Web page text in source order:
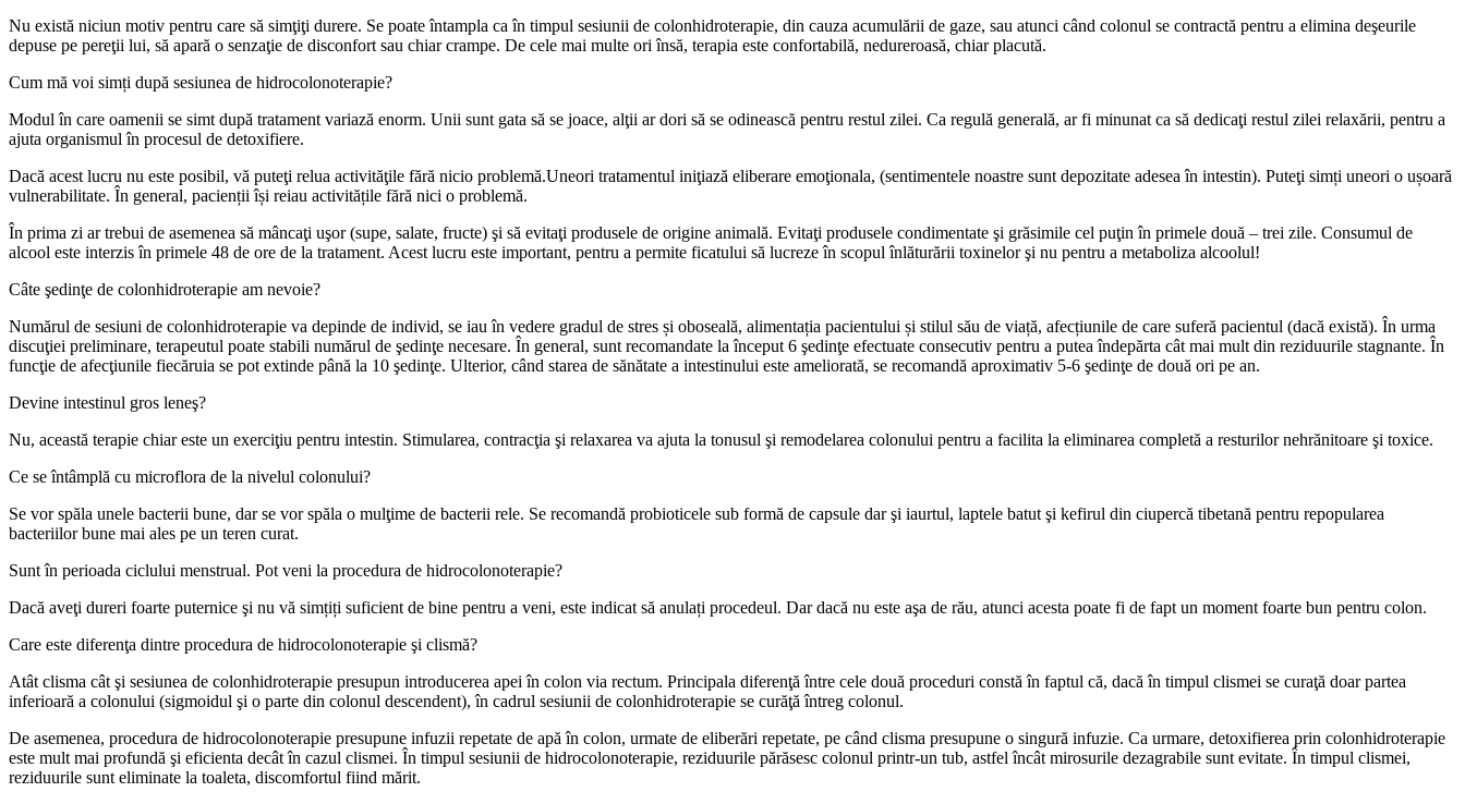
Nu există niciun motiv pentru care să simţiţi durere. Se poate întampla ca în timpul sesiunii de colonhidroterapie, din cauza acumulării de gaze, sau atunci când colonul se contractă pentru a elimina deşeurile
depuse pe pereţii lui, să apară o senzaţie de disconfort sau chiar crampe. De cele mai multe ori însă, terapia este confortabilă, nedureroasă, chiar placută.
Cum mă voi simți după sesiunea de hidrocolonoterapie?
Modul în care oamenii se simt după tratament variază enorm. Unii sunt gata să se joace, alţii ar dori să se odinească pentru restul zilei. Ca regulă generală, ar fi minunat ca să dedicaţi restul zilei relaxării, pentru a
ajuta organismul în procesul de detoxifiere.
Dacă acest lucru nu este posibil, vă puteţi relua activităţile fără nicio problemă.Uneori tratamentul iniţiază eliberare emoţionala, (sentimentele noastre sunt depozitate adesea în intestin). Puteţi simți uneori o ușoară
vulnerabilitate. În general, pacienții își reiau activitățile fără nici o problemă.
În prima zi ar trebui de asemenea să mâncaţi uşor (supe, salate, fructe) şi să evitaţi produsele de origine animală. Evitaţi produsele condimentate şi grăsimile cel puţin în primele două – trei zile. Consumul de
alcool este interzis în primele 48 de ore de la tratament. Acest lucru este important, pentru a permite ficatului să lucreze în scopul înlăturării toxinelor şi nu pentru a metaboliza alcoolul!
Câte şedinţe de colonhidroterapie am nevoie?
Numărul de sesiuni de colonhidroterapie va depinde de individ, se iau în vedere gradul de stres și oboseală, alimentația pacientului și stilul său de viață, afecțiunile de care suferă pacientul (dacă există). În urma
discuţiei preliminare, terapeutul poate stabili numărul de şedinţe necesare. În general, sunt recomandate la început 6 şedinţe efectuate consecutiv pentru a putea îndepărta cât mai mult din reziduurile stagnante. În
funcţie de afecţiunile fiecăruia se pot extinde până la 10 şedinţe. Ulterior, când starea de sănătate a intestinului este ameliorată, se recomandă aproximativ 5-6 şedinţe de două ori pe an.
Devine intestinul gros leneş?
Nu, această terapie chiar este un exerciţiu pentru intestin. Stimularea, contracţia şi relaxarea va ajuta la tonusul şi remodelarea colonului pentru a facilita la eliminarea completă a resturilor nehrănitoare şi toxice.
Ce se întâmplă cu microflora de la nivelul colonului?
Se vor spăla unele bacterii bune, dar se vor spăla o mulţime de bacterii rele. Se recomandă probioticele sub formă de capsule dar şi iaurtul, laptele batut şi kefirul din ciupercă tibetană pentru repopularea
bacteriilor bune mai ales pe un teren curat.
Sunt în perioada ciclului menstrual. Pot veni la procedura de hidrocolonoterapie?
Dacă aveţi dureri foarte puternice şi nu vă simțiți suficient de bine pentru a veni, este indicat să anulați procedeul. Dar dacă nu este aşa de rău, atunci acesta poate fi de fapt un moment foarte bun pentru colon.
Care este diferenţa dintre procedura de hidrocolonoterapie şi clismă?
Atât clisma cât şi sesiunea de colonhidroterapie presupun introducerea apei în colon via rectum. Principala diferenţă între cele două proceduri constă în faptul că, dacă în timpul clismei se curaţă doar partea
inferioară a colonului (sigmoidul şi o parte din colonul descendent), în cadrul sesiunii de colonhidroterapie se curăţă întreg colonul.
De asemenea, procedura de hidrocolonoterapie presupune infuzii repetate de apă în colon, urmate de eliberări repetate, pe când clisma presupune o singură infuzie. Ca urmare, detoxifierea prin colonhidroterapie
este mult mai profundă şi eficienta decât în cazul clismei. În timpul sesiunii de hidrocolonoterapie, reziduurile părăsesc colonul printr-un tub, astfel încât mirosurile dezagrabile sunt evitate. În timpul clismei,
reziduurile sunt eliminate la toaleta, discomfortul fiind mărit.